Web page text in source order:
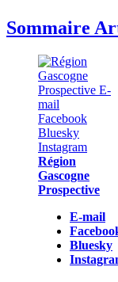
Sommaire
Région
Gascogne
Prospective
E-mail
Bluesky